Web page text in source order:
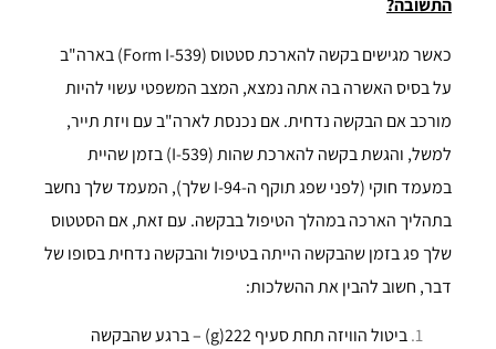
התשובה?
כאשר מגישים בקשה להארכת סטטוס (Form I-539) בארה"ב
על בסיס האשרה בה אתה נמצא, המצב המשפטי עשוי להיות
מורכב אם הבקשה נדחית. אם נכנסת לארה"ב עם ויזת תייר,
למשל, והגשת בקשה להארכת שהות (I-539) בזמן שהיית
במעמד חוקי (לפני שפג תוקף ה-I-94 שלך), המעמד שלך נחשב
בתהליך הארכה במהלך הטיפול בבקשה. עם זאת, אם הסטטוס
שלך פג בזמן שהבקשה הייתה בטיפול והבקשה נדחית בסופו של
דבר, חשוב להבין את ההשלכות:
ביטול הוויזה תחת סעיף 222(g) – ברגע שהבקשה